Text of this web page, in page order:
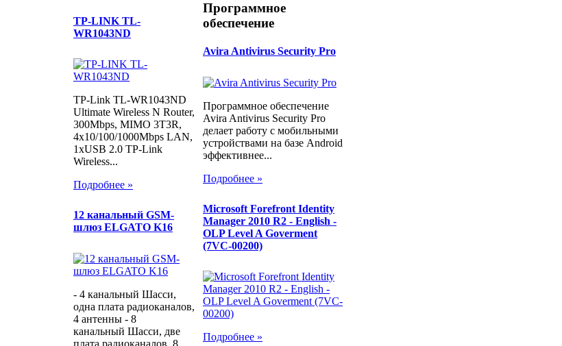
TP-LINK TL-
WR1043ND
TP-Link TL-WR1043ND
Ultimate Wireless N Router,
300Mbps, MIMO 3T3R,
4x10/100/1000Mbps LAN,
1xUSB 2.0 TP-Link
Wireless...
Подробнее »
12 канальный GSM-
шлюз ELGATO K16
- 4 канальный Шасси,
одна плата радиоканалов,
4 антенны - 8
канальный Шасси, две
плата радиоканалов, 8
Программное
обеспечение
Avira Antivirus Security Pro
Программное обеспечение
Avira Antivirus Security Pro
делает работу с мобильными
устройствами на базе Android
эффективнее...
Подробнее »
Microsoft Forefront Identity
Manager 2010 R2 - English -
OLP Level A Goverment
(7VC-00200)
Подробнее »